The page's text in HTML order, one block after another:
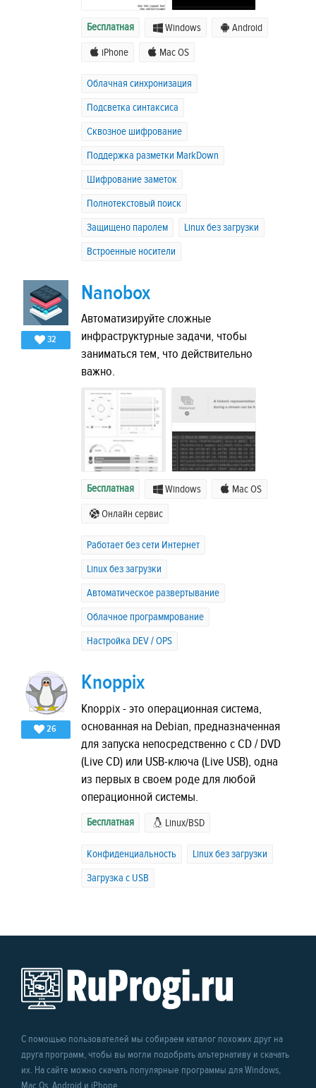
Бесплатная Windows Android
iPhone Mac OS
Облачная синхронизация
Подсветка синтаксиса
Сквозное шифрование
Поддержка разметки MarkDown
Шифрование заметок
Полнотекстовый поиск
Защищено паролем
Linux без загрузки
Встроенные носители
32
Nanobox
Автоматизируйте сложные
инфраструктурные задачи, чтобы
заниматься тем, что действительно
важно.
Бесплатная Windows Mac OS
Онлайн сервис
Работает без сети Интернет
Linux без загрузки
Автоматическое развертывание
Облачное программрование
Настройка DEV / OPS
26
Knoppix
Knoppix - это операционная система,
основанная на Debian, предназначенная
для запуска непосредственно с CD / DVD
(Live CD) или USB-ключа (Live USB), одна
из первых в своем роде для любой
операционной системы.
Бесплатная Linux/BSD
Конфиденциальность
Linux без загрузки
Загрузка с USB
С помощью пользователей мы собираем каталог похожих друг на
друга программ, чтобы вы могли подобрать альтернативу и скачать
их. На сайте можно скачать популярные программы для Windows,
Mac Os, Android и iPhone